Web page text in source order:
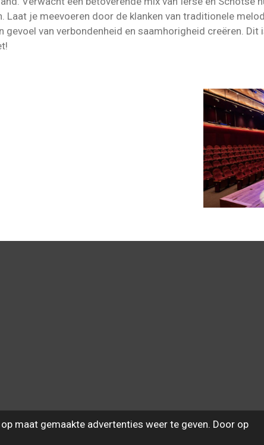
maat gemaakte advertenties weer te geven. Door op
je meevoeren door de klanken van traditionele
van verbondenheid en saamhorigheid creëren. Dit